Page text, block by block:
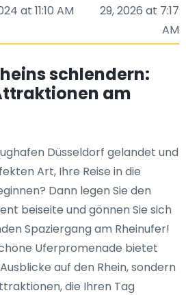
at 11:10 AM
29, 2026 at 7:17
AM
schlendern:
am
Düsseldorf gelandet und
Art, Ihre Reise in die
Dann legen Sie den
beiseite und gönnen Sie sich
Spaziergang am Rheinufer!
Uferpromenade bietet
auf den Rhein, sondern
die Ihren Tag